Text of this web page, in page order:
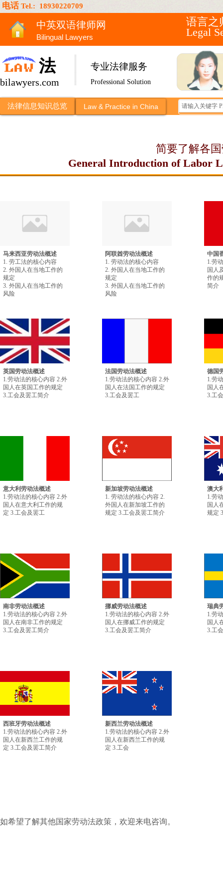
电话Tel.: 18930220709
中英双语律师网
Bilingual Lawyers
语言
Legal
法 专业法律服务
Professional Solution
bilawyers.com
Law & Practice in China
法律信息知识总览
简要了解各
General Introduction of Labor
马来西亚劳动法概述
1. 劳工法的核心内容
2. 外国人在当地工作的
规定
3. 外国人在当地工作的
风险
阿联酋劳动法概述
1. 劳动法的核心内容
2. 外国人在当地工作的
规定
3. 外国人在当地工作的
风险
中国
1.劳
国人
作的
简介
英国劳动法概述
1.劳动法的核心内容 2.外
国人在英国工作的规定
3.工会及罢工简介
法国劳动法概述
1.劳动法的核心内容 2.外
国人在法国工作的规定
3.工会及罢工
德国
1.劳
国人
3.工
意大利劳动法概述
1.劳动法的核心内容 2.外
国人在意大利工作的规
定 3.工会及罢工
新加坡劳动法概述
1. 劳动法的核心内容 2.
外国人在新加坡工作的
规定 3.工会及罢工简介
澳大
1.劳
国人
规定
南非劳动法概述
1.劳动法的核心内容 2.外
国人在南非工作的规定
3.工会及罢工简介
挪威劳动法概述
1.劳动法的核心内容 2.外
国人在挪威工作的规定
3.工会及罢工简介
瑞典
1.劳
国人
3.工
西班牙劳动法概述
1.劳动法的核心内容 2.外
国人在新西兰工作的规
定 3.工会及罢工简介
新西兰劳动法概述
1.劳动法的核心内容 2.外
国人在新西兰工作的规
定 3.工会
如希望了解其他国家劳动法政策，欢迎来电咨询。